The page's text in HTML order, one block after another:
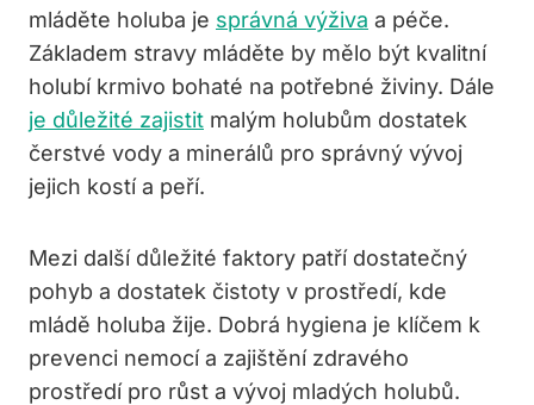
mláděte holuba je správná výživa a péče.
Základem stravy mláděte by mělo být kvalitní
holubí krmivo bohaté na potřebné živiny. Dále
je důležité zajistit malým holubům dostatek
čerstvé vody a minerálů pro správný vývoj
jejich kostí a peří.
Mezi další důležité faktory patří dostatečný
pohyb a dostatek čistoty v prostředí, kde
mládě holuba žije. Dobrá hygiena je klíčem k
prevenci nemocí a zajištění zdravého
prostředí pro růst a vývoj mladých holubů.